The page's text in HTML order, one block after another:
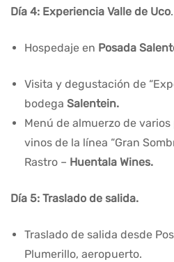
Día 4: Experiencia Valle de Uco.
Hospedaje en Posada
Visita y degustación de
bodega Salentein.
Menú de almuerzo de
vinos de la línea “Gran
Rastro – Huentala Wines.
Día 5: Traslado de salida.
Traslado de salida desde
Plumerillo, aeropuerto.